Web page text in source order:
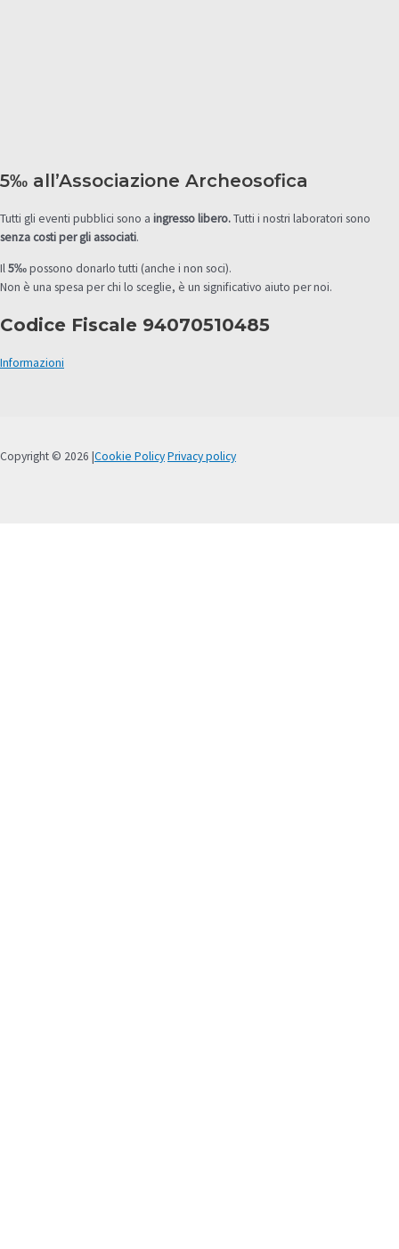
5‰ all’Associazione Archeosofica
Tutti gli eventi pubblici sono a ingresso libero.Tutti i nostri laboratori sono
senza costi per gli associati.
Il5‰possono donarlo tutti (anche i non soci).
Non è una spesa per chi lo sceglie, è un significativo aiuto per noi.
Codice Fiscale 94070510485
Informazioni
Copyright © 2026 |Cookie PolicyPrivacy policy